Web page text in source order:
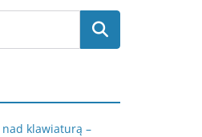
klawiaturą –